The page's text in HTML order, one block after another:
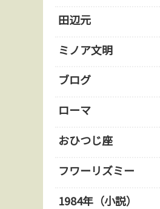
田辺元
ミノア文明
ブログ
ローマ
おひつじ座
フワーリズミー
1984年（小説）